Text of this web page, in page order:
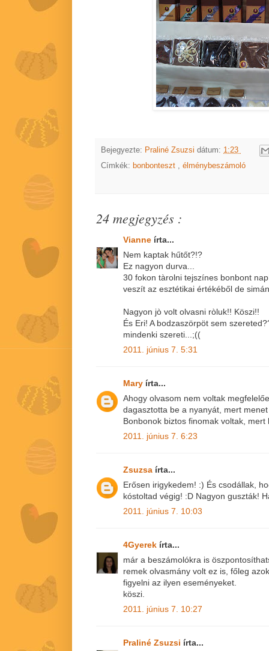
Bejegyezte: Praliné Zsuzsi dátum: 1:23
Címkék: bonbonteszt , élménybeszámoló
24 megjegyzés :
Vianne írta...
Nem kaptak hűtőt?!?
Ez nagyon durva...
30 fokon tàrolni tejszínes bonbont
veszít az esztétikai értékéből de
Nagyon jò volt olvasni ròluk!! Köszi!!
És Eri! A bodzaszörpöt sem
mindenki szereti...;((
2011. június 7. 5:31
Mary írta...
Ahogy olvasom nem voltak
dagasztotta be a nyanyát, mert
Bonbonok biztos finomak voltak,
2011. június 7. 6:23
Zsuzsa írta...
Erősen irigykedem! :) És csodállak,
kóstoltad végig! :D Nagyon guszták!
2011. június 7. 10:03
4Gyerek írta...
már a beszámolókra is
remek olvasmány volt ez is, főleg
figyelni az ilyen eseményeket.
köszi.
2011. június 7. 10:27
Praliné Zsuzsi írta...